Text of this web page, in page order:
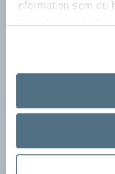
information som du
precis och inte heller